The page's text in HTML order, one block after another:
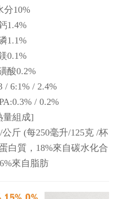
分10%
1.4%
1.1%
0.1%
酸0.2%
/ 6:1% / 2.4%
/ 0.2%
量組成]
斤 (每250毫升/125克 /杯
白質，18%來自碳水化合
來自脂肪